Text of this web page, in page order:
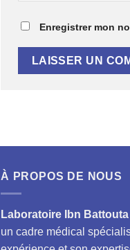
Enregistrer mon
À PROPOS DE NOUS
Laboratoire Ibn Battouta
un cadre médical